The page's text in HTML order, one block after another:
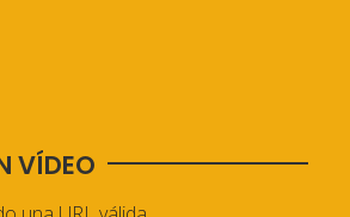
VÍDEO